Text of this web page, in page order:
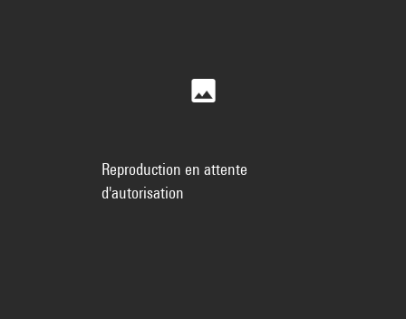
Reproduction en attente
d'autorisation